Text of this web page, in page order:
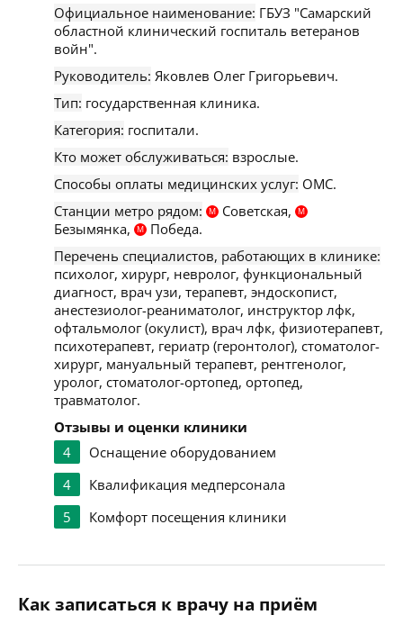
Официальное наименование: ГБУЗ "Самарский
областной клинический госпиталь ветеранов
войн".
Руководитель: Яковлев Олег Григорьевич.
Тип: государственная клиника.
Категория: госпитали.
Кто может обслуживаться: взрослые.
Способы оплаты медицинских услуг: ОМС.
Станции метро рядом:
М Советская, М
Безымянка, М
Победа.
Перечень специалистов, работающих в клинике:
психолог, хирург, невролог, функциональный
диагност, врач узи, терапевт, эндоскопист,
анестезиолог-реаниматолог, инструктор лфк,
офтальмолог (окулист), врач лфк, физиотерапевт,
психотерапевт, гериатр (геронтолог), стоматолог-
хирург, мануальный терапевт, рентгенолог,
уролог, стоматолог-ортопед, ортопед,
травматолог.
Отзывы и оценки клиники
4
Оснащение оборудованием
4
Квалификация медперсонала
5
Комфорт посещения клиники
Как записаться к врачу на приём